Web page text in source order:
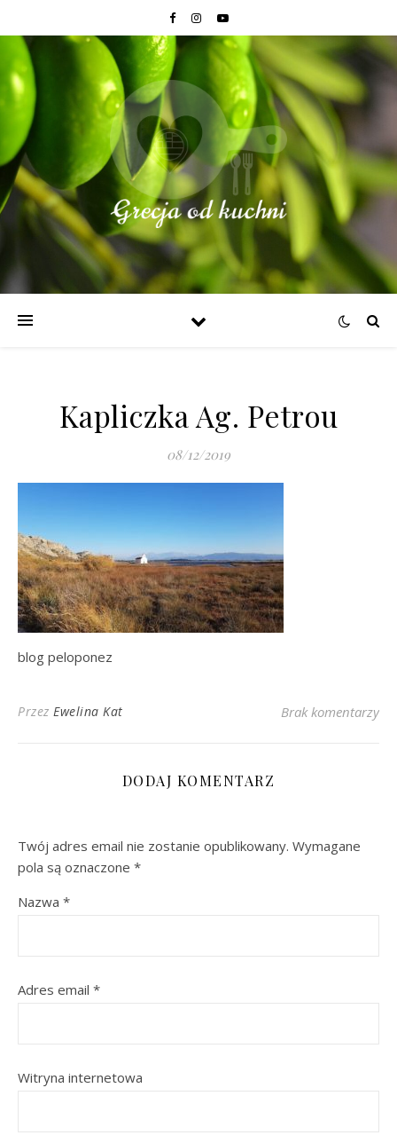
Kapliczka Ag. Petrou
08/12/2019
blog peloponez
Przez Ewelina Kat Brak komentarzy
DODAJ KOMENTARZ
Twój adres email nie zostanie opublikowany. Wymagane
pola są oznaczone *
Nazwa *
Adres email *
Witryna internetowa